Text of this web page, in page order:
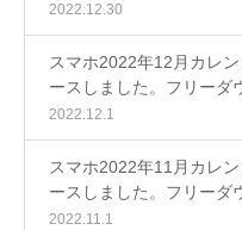
2022.12.30
スマホ2022年12月カレ
ースしました。フリーダ
2022.12.1
スマホ2022年11月カレ
ースしました。フリーダ
2022.11.1